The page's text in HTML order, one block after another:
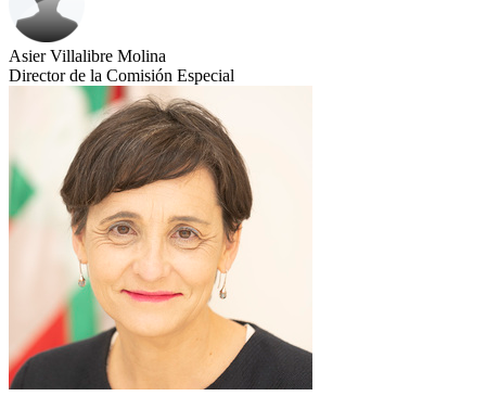
Asier Villalibre Molina
Director de la Comisión Especial